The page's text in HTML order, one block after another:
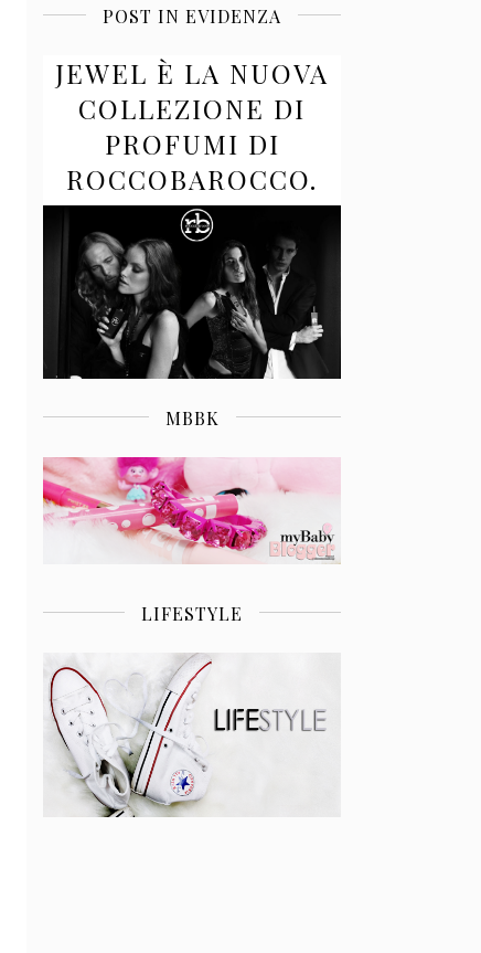
POST IN EVIDENZA
JEWEL È LA NUOVA
COLLEZIONE DI
PROFUMI DI
ROCCOBAROCCO.
MBBK
LIFESTYLE